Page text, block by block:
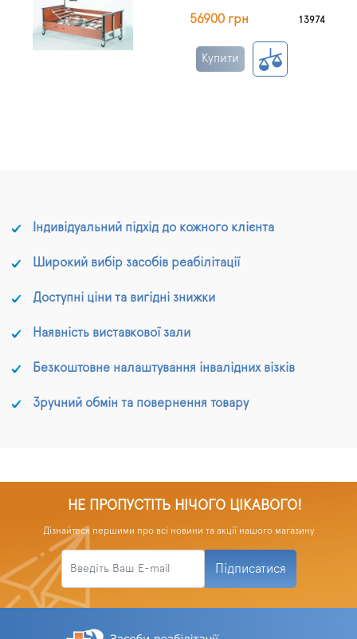
56900 грн 13974
Купити
Індивідуальний підхід до кожного клієнта
Широкий вибір засобів реабілітації
Доступні ціни та вигідні знижки
Наявність виставкової зали
Безкоштовне налаштування інвалідних візків
Зручний обмін та повернення товару
НЕ ПРОПУСТІТЬ НІЧОГО ЦІКАВОГО!
Дізнайтеся першими про всі новини та акції нашого магазину
Підписатися